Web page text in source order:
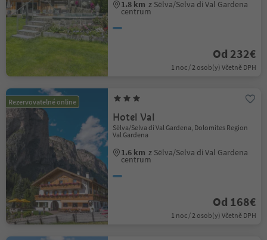
1.8 km z Sëlva/Selva di Val Gardena
centrum
Od 232€
1 noc / 2 osob(y) Včetně DPH
Rezervovatelné online
Hotel Val
Sëlva/Selva di Val Gardena, Dolomites Region
Val Gardena
1.6 km z Sëlva/Selva di Val Gardena
centrum
Od 168€
1 noc / 2 osob(y) Včetně DPH